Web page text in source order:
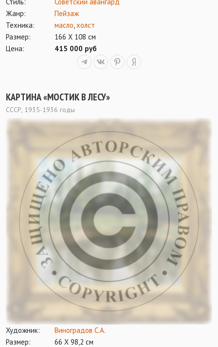
Жанр:
Пейзаж
Техника:
масло холст
Размер:
166 Х 108 см
Цена:
415 000 руб
КАРТИНА «МОСТИК В ЛЕСУ»
СССР, 1935-1936 годы
Художник:
Виноградов С.А.
Размер:
66 Х 98,2 см